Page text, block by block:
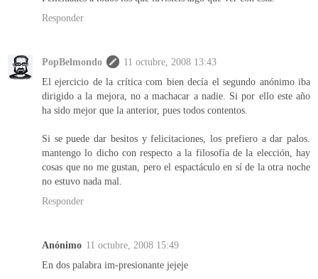
Responder
PopBelmondo
11 octubre, 2008 13:43
El ejercicio de la crítica com bien decía el segundo anónimo iba
dirigido a la mejora, no a machacar a nadie. Si por ello este año
ha sido mejor que la anterior, pues todos contentos.
Si se puede dar besitos y felicitaciones, los prefiero a dar palos.
mantengo lo dicho con respecto a la filosofía de la elección, hay
cosas que no me gustan, pero el espactáculo en sí de la otra noche
no estuvo nada mal.
Responder
Anónimo 11 octubre, 2008 15:49
En dos palabra im-presionante jejeje